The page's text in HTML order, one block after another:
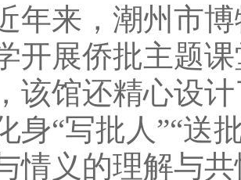
来，潮州市博
开展侨批主题
该馆还精心设
身“写批人”“送
情义的理解与